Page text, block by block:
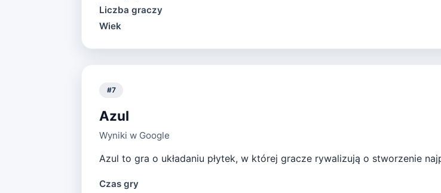
Liczba graczy
Wiek
#7
Azul
Wyniki w Google
Azul to gra o układaniu płytek, w której gracze rywalizują o stworzenie
Czas gry